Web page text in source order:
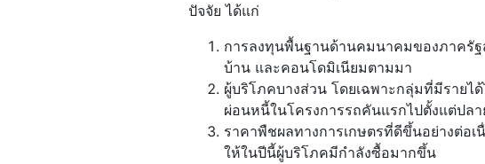
ปัจจัย ได้แก่
การลงทุนพื้นฐานด้านคมนาคมของภาครัฐ
บ้าน และคอนโดมิเนียมตามมา
ผู้บริโภคบางส่วน โดยเฉพาะกลุ่มที่มีรายไ
ผ่อนหนี้ในโครงการรถคันแรกไปตั้งแต่ปล
ราคาพืชผลทางการเกษตรที่ดีขึ้นอย่างต่อ
ให้ในปีนี้ผู้บริโภคมีกำลังซื้อมากขึ้น